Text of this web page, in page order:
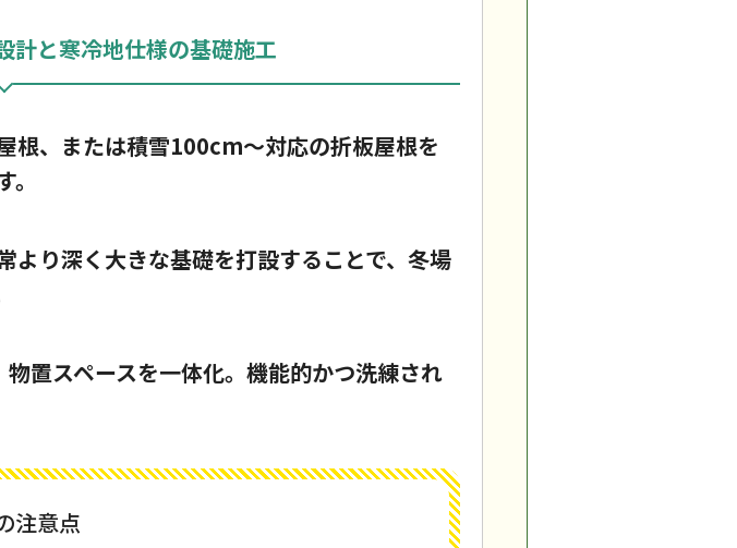
計と寒冷地仕様の基礎施工
根、または積雪100cm〜対応の折板屋根を
より深く大きな基礎を打設することで、冬場
置スペースを一体化。機能的かつ洗練され
注意点